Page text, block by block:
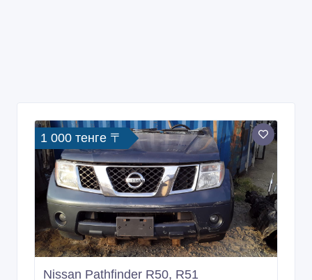
1 000 тенге 〒
Nissan Pathfinder R50, R51